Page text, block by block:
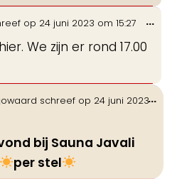
op 24 juni 2023 om 15:27
We zijn er rond 17.00
...
schreef op 24 juni 2023
bij Sauna Javali
per stel
...